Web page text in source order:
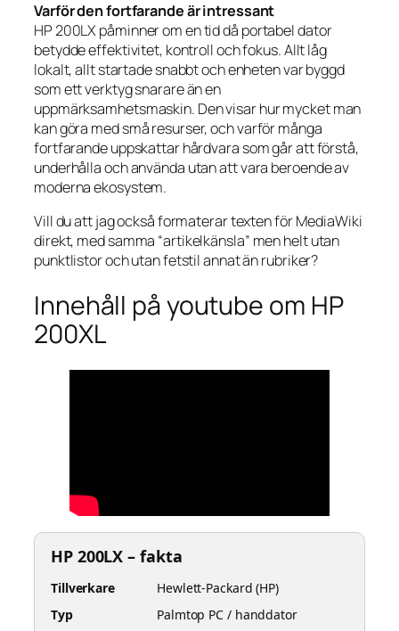
Varför den fortfarande är intressant
HP 200LX påminner om en tid då portabel dator
betydde effektivitet, kontroll och fokus. Allt låg
lokalt, allt startade snabbt och enheten var byggd
som ett verktyg snarare än en
uppmärksamhetsmaskin. Den visar hur mycket man
kan göra med små resurser, och varför många
fortfarande uppskattar hårdvara som går att förstå,
underhålla och använda utan att vara beroende av
moderna ekosystem.
Vill du att jag också formaterar texten för MediaWiki
direkt, med samma “artikelkänsla” men helt utan
punktlistor och utan fetstil annat än rubriker?
Innehåll på youtube om HP
200XL
HP 200LX – fakta
Tillverkare
Hewlett-Packard (HP)
Typ
Palmtop PC / handdator